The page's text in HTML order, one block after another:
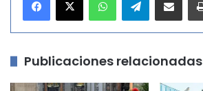
Publicaciones relacionadas